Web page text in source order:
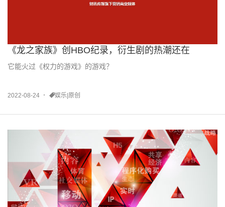
《龙之家族》创HBO纪录，衍生剧的热潮还在
它能火过《权力的游戏》的游戏？
2022-08-24 娱乐|原创